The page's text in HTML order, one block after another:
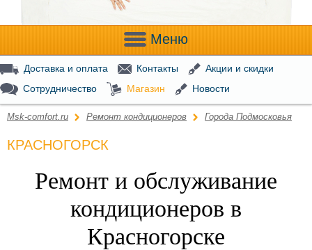
Меню
Доставка и оплата Контакты
Акции и скидки
Сотрудничество
Магазин Новости
Msk-comfort.ru Ремонт кондиционеров Города Подмосковья
КРАСНОГОРСК
Ремонт и обслуживание
кондиционеров в
Красногорске